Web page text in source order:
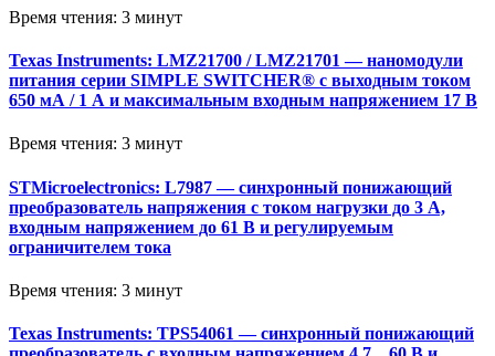
Время чтения: 3 минут
Texas Instruments: LMZ21700 / LMZ21701 — наномодули
питания серии SIMPLE SWITCHER® с выходным током
650 мА / 1 А и максимальным входным напряжением 17 В
Время чтения: 3 минут
STMicroelectronics: L7987 — синхронный понижающий
преобразователь напряжения с током нагрузки до 3 А,
входным напряжением до 61 В и регулируемым
ограничителем тока
Время чтения: 3 минут
Texas Instruments: TPS54061 — синхронный понижающий